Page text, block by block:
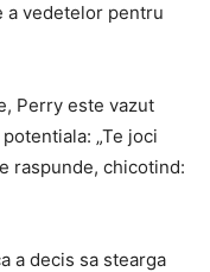
a vedetelor pentru
Perry este vazut
„Te joci
raspunde, chicotind:
a decis sa stearga